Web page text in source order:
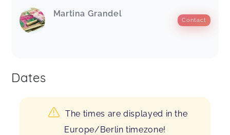
Martina Grandel
Contact
Dates
The times are displayed in the
Europe/Berlin timezone!